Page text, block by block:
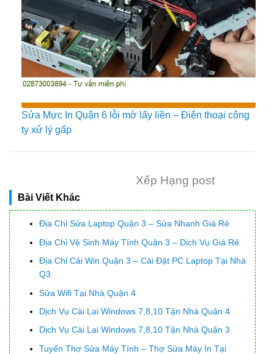
Sửa Mực In Quận 6 lỗi mờ lấy liền – Điện thoại công
ty xử lý gấp
Xếp Hạng post
Bài Viết Khác
Địa Chỉ Sửa Laptop Quận 3 – Sửa Nhanh Giá Rẻ
Địa Chỉ Vệ Sinh Máy Tính Quận 3 – Dịch Vụ Giá Rẻ
Địa Chỉ Cài Win Quận 3 – Cài Đặt PC Laptop Tại Nhà
Q3
Sửa Wifi Tại Nhà Quận 4
Dịch Vụ Cài Lại Windows 7,8,10 Tận Nhà Quận 4
Dịch Vụ Cài Lại Windows 7,8,10 Tận Nhà Quận 3
Tuyển Thợ Sửa Máy Tính – Thợ Sửa Máy In Tại